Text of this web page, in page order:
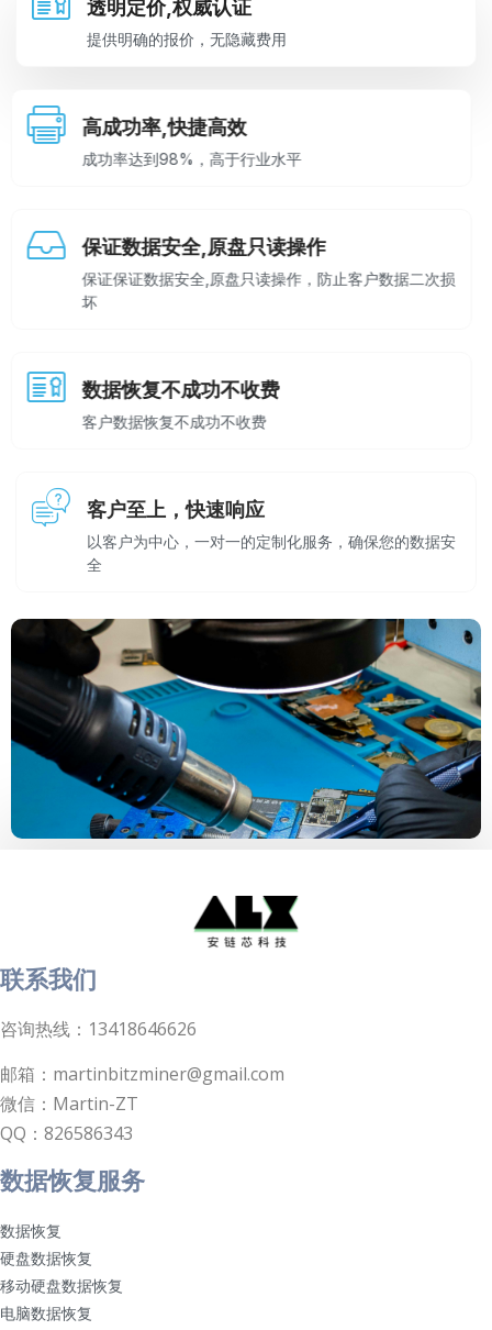
透明定价,权威认证
提供明确的报价，无隐藏费用
高成功率,快捷高效
成功率达到98%，高于行业水平
保证数据安全,原盘只读操作
保证保证数据安全,原盘只读操作，防止客户数据二次损
坏
数据恢复不成功不收费
客户数据恢复不成功不收费
客户至上，快速响应
以客户为中心，一对一的定制化服务，确保您的数据安
全
联系我们
咨询热线：13418646626
邮箱：martinbitzminer@gmail.com
微信：Martin-ZT
QQ：826586343
数据恢复服务
数据恢复
硬盘数据恢复
移动硬盘数据恢复
电脑数据恢复